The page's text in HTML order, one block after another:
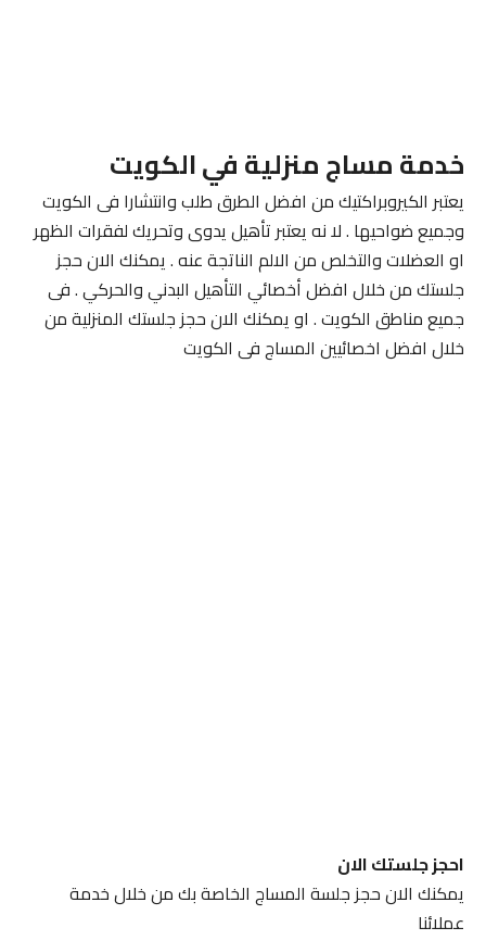
خدمة مساج منزلية في الكويت
يعتبر الكيروبراكتيك من افضل الطرق طلب وانتشارا فى الكويت
وجميع ضواحيها . لا نه يعتبر تأهيل يدوى وتحريك لفقرات الظهر
او العضلات والتخلص من الالم الناتجة عنه . يمكنك الان حجز
جلستك من خلال افضل أخصائي التأهيل البدني والحركي . فى
جميع مناطق الكويت . او يمكنك الان حجز جلستك المنزلية من
خلال افضل اخصائيين المساج فى الكويت
احجز جلستك الان
يمكنك الان حجز جلسة المساج الخاصة بك من خلال خدمة
عملائنا